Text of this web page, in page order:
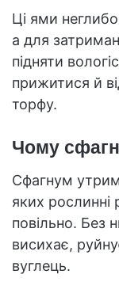
Ці ями
а для
підняти
прижитися й
торфу.
Чому
Сфагнум
яких
повільно. Без
висихає,
вуглець.